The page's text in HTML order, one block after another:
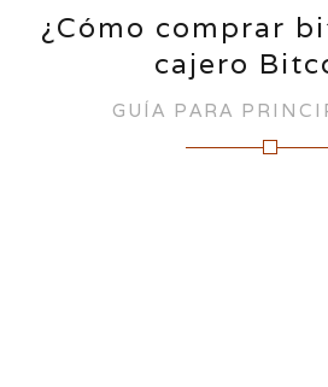
¿Cómo comprar
cajero
GUÍA PARA